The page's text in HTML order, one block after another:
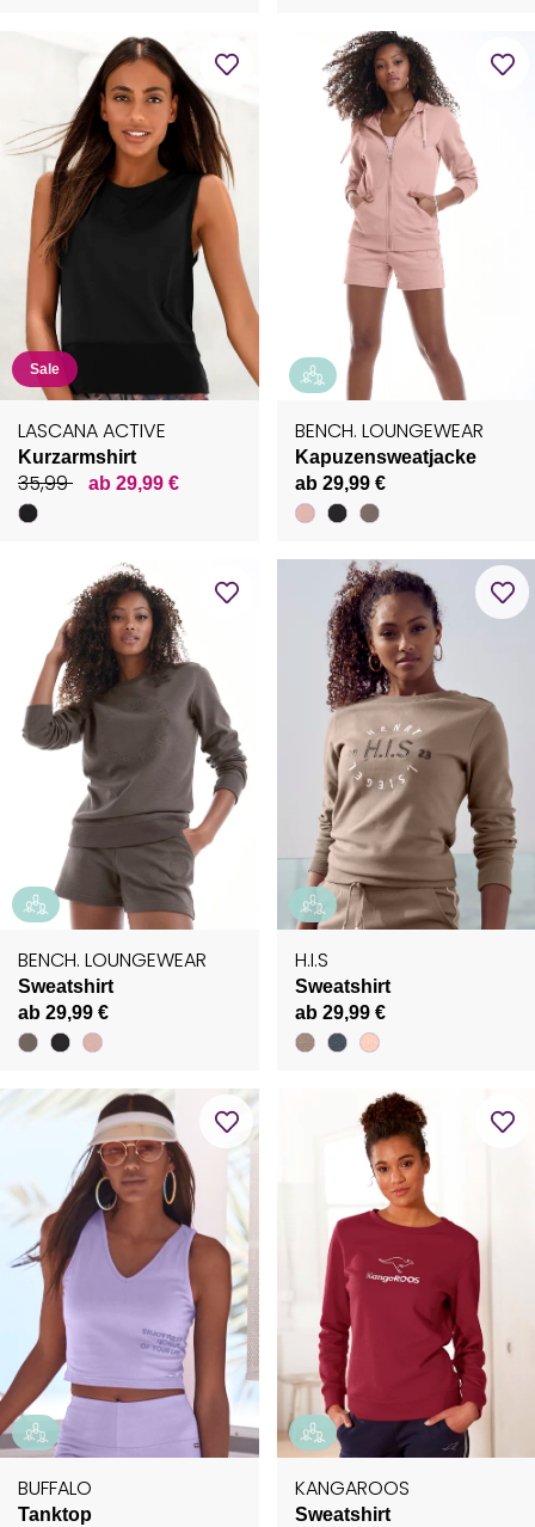
Sale
LASCANA ACTIVE
Kurzarmshirt
35,99 ab 29,99 €
BENCH. LOUNGEWEAR
Kapuzensweatjacke
ab 29,99 €
BENCH. LOUNGEWEAR
Sweatshirt
ab 29,99 €
H.I.S
Sweatshirt
ab 29,99 €
BUFFALO
Tanktop
KANGAROOS
Sweatshirt